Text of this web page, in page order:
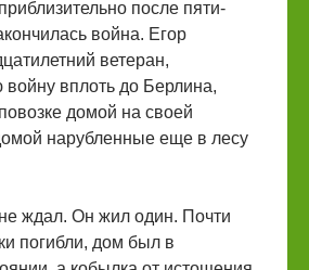
после пяти-
война. Егор
ветеран,
вплоть до Берлина,
домой на своей
нарубленные еще в лесу
ждал. Он жил один. Почти
погибли, дом был в